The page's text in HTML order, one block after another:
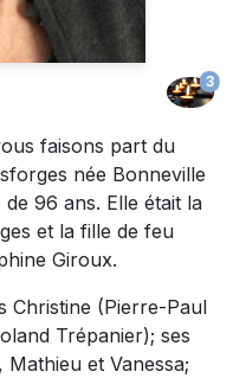
3
faisons part du
née Bonneville
96 ans. Elle était la
et la fille de feu
Giroux.
Christine (Pierre-Paul
Trépanier); ses
et Vanessa;